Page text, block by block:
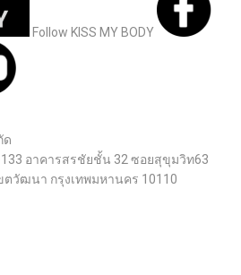
Follow KISS MY BODY
ด
อาคารสรชัยชั้น 32 ซอยสุขุมวิท63
ตวัฒนา กรุงเทพมหานคร 10110